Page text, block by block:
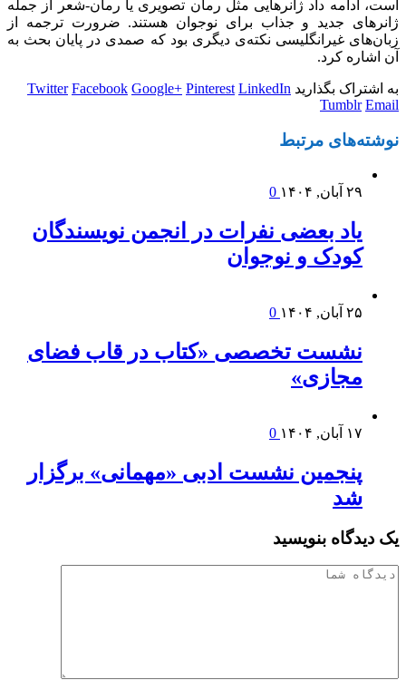
است، ادامه داد ژانرهایی مثل رمان تصویری یا رمان-شعر از جمله
ژانرهای جدید و جذاب برای نوجوان هستند. ضرورت ترجمه از
زبان‌های غیرانگلیسی نکته‌ی دیگری بود که صمدی در پایان بحث به
آن اشاره کرد.
به اشتراک بگذارید Twitter Facebook Google+ Pinterest LinkedIn
Tumblr Email
نوشته‌های مرتبط
۲۹ آبان, ۱۴۰۴
یاد بعضی نفرات در انجمن نویسندگان
کودک و نوجوان
۲۵ آبان, ۱۴۰۴
نشست تخصصی «کتاب در قاب فضای
مجازی»
۱۷ آبان, ۱۴۰۴
پنجمین نشست ادبی «مهمانی» برگزار
شد
یک دیدگاه بنویسید